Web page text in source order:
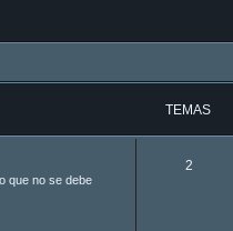
TEMAS
que no se debe
2